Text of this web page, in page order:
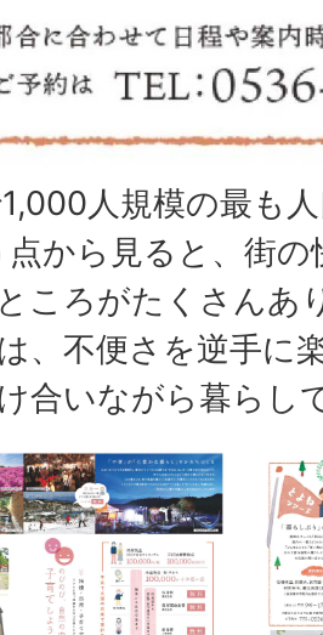
人規模の最も
点から見ると、街の
ころがたくさんあ
、不便さを逆手に
合いながら暮らし